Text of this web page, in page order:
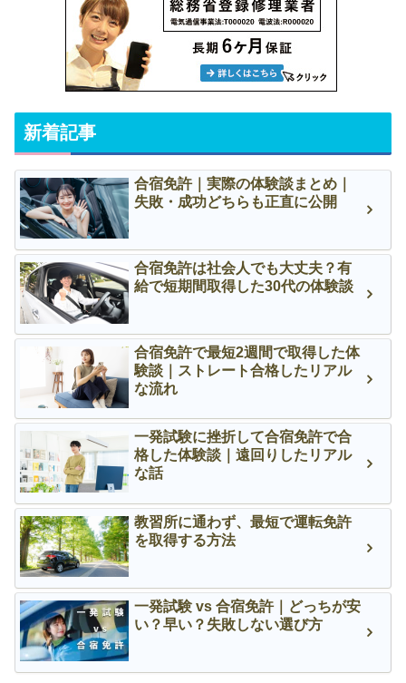
新着記事
合宿免許｜実際の体験談まとめ｜
失敗・成功どちらも正直に公開
合宿免許は社会人でも大丈夫？有
給で短期間取得した30代の体験談
合宿免許で最短2週間で取得した体
験談｜ストレート合格したリアル
な流れ
一発試験に挫折して合宿免許で合
格した体験談｜遠回りしたリアル
な話
教習所に通わず、最短で運転免許
を取得する方法
一発試験 vs 合宿免許｜どっちが安
い？早い？失敗しない選び方